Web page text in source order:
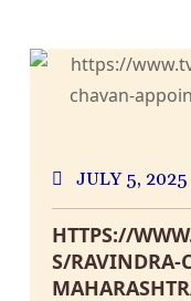
JULY 5, 2025
HTTPS://
S/RAVINDRA-